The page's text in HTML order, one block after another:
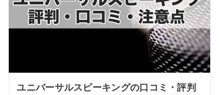
ユニバーサルスピーキングの口コミ・評判